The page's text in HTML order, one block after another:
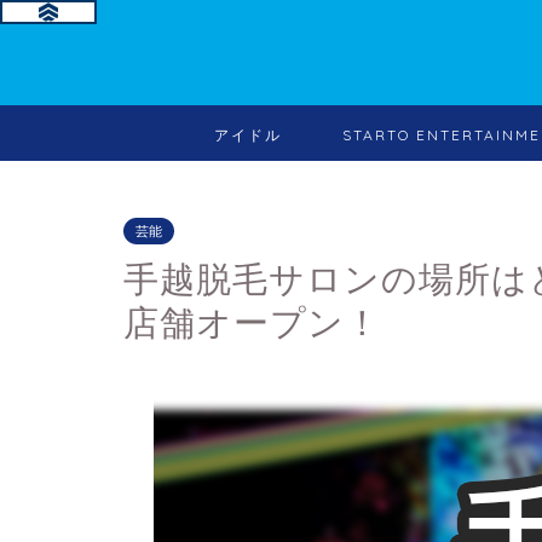
アイドル STARTO
芸能
手越脱毛サロンの場所
店舗オープン！